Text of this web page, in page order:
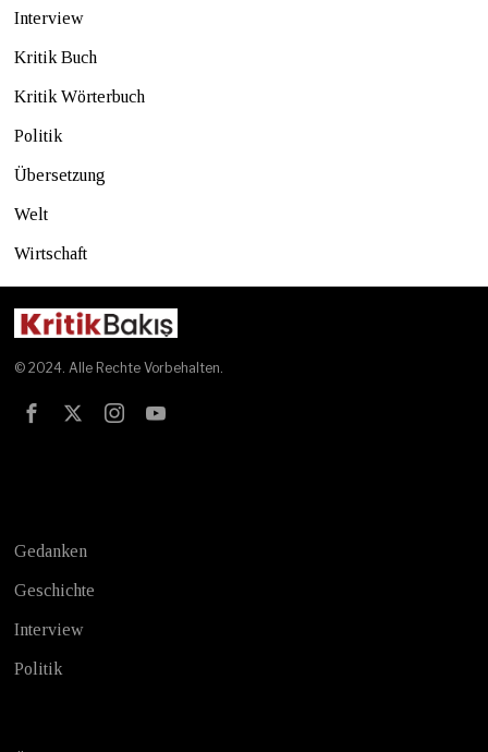
Interview
Kritik Buch
Kritik Wörterbuch
Politik
Übersetzung
Welt
Wirtschaft
© 2024. Alle Rechte Vorbehalten.
Gedanken
Geschichte
Interview
Politik